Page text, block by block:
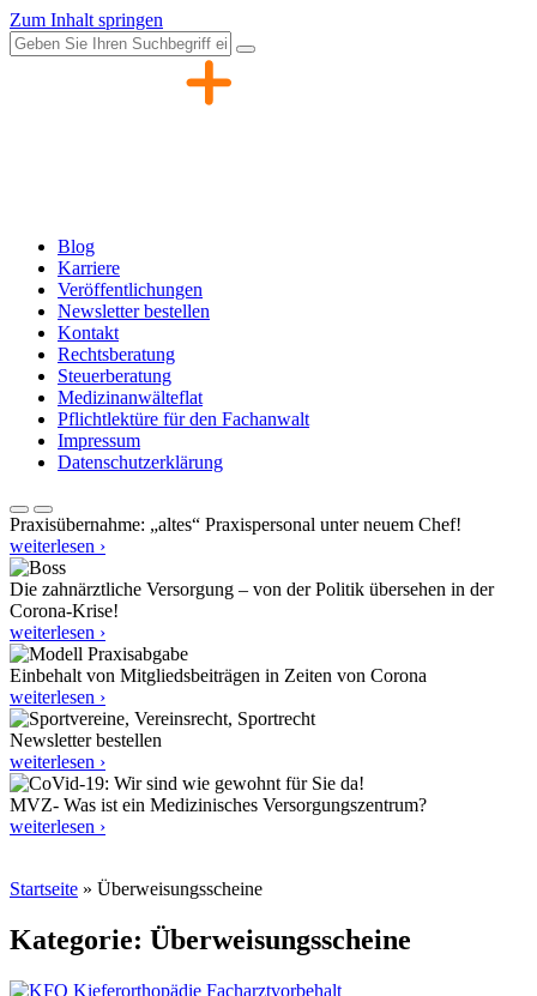
Zum Inhalt springen
Blog
Karriere
Veröffentlichungen
Newsletter bestellen
Kontakt
Rechtsberatung
Steuerberatung
Medizinanwälteflat
Pflichtlektüre für den Fachanwalt
Impressum
Datenschutzerklärung
Praxisübernahme: „altes“ Praxispersonal unter neuem Chef!
weiterlesen ›
Die zahnärztliche Versorgung – von der Politik übersehen in der
Corona-Krise!
weiterlesen ›
Einbehalt von Mitgliedsbeiträgen in Zeiten von Corona
weiterlesen ›
Newsletter bestellen
weiterlesen ›
MVZ- Was ist ein Medizinisches Versorgungszentrum?
weiterlesen ›
Startseite » Überweisungsscheine
Kategorie: Überweisungsscheine